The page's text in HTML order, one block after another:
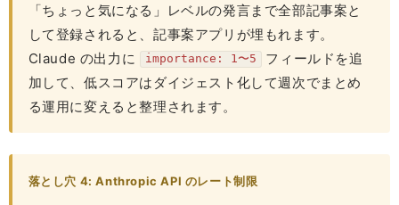
「ちょっと気になる」レベルの発言まで全部記事案と
して登録されると、記事案アプリが埋もれます。
Claude の出力に
importance: 1〜5
フィールドを追
加して、低スコアはダイジェスト化して週次でまとめ
る運用に変えると整理されます。
落とし穴 4: Anthropic API のレート制限